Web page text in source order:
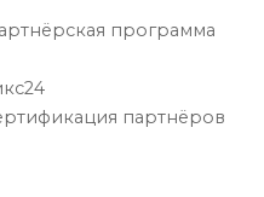
программа
партнёров